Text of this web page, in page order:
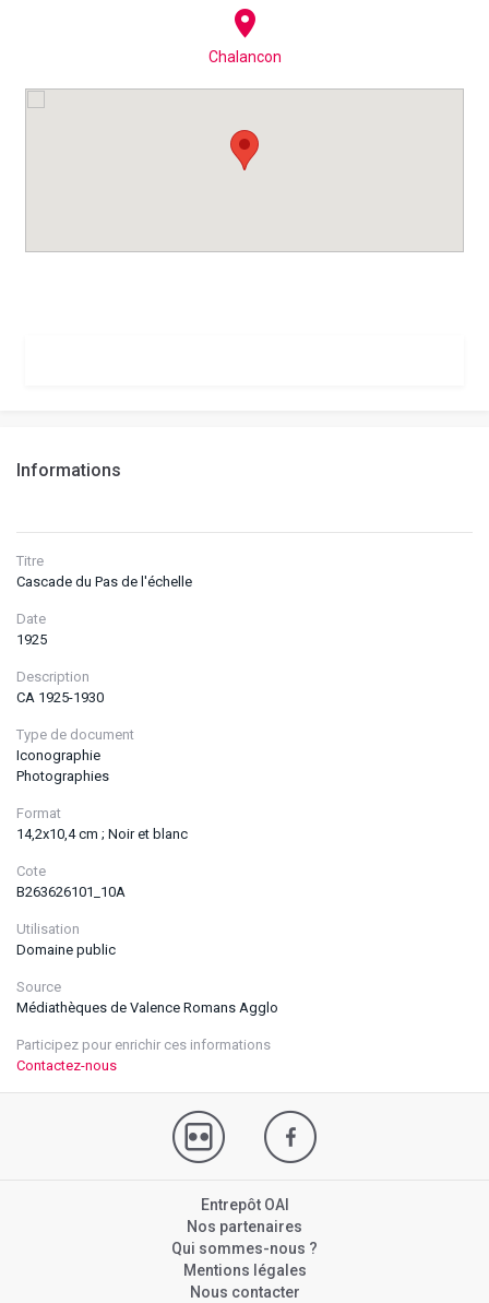
Informations
Titre
Cascade du Pas de l'échelle
Date
1925
Description
CA 1925-1930
Type de document
Iconographie
Photographies
Format
14,2x10,4 cm ; Noir et blanc
Cote
B263626101_10A
Utilisation
Domaine public
Source
Médiathèques de Valence Romans Agglo
Participez pour enrichir ces informations
Contactez-nous
Chalancon
Entrepôt OAI
Nos partenaires
Qui sommes-nous ?
Mentions légales
Nous contacter